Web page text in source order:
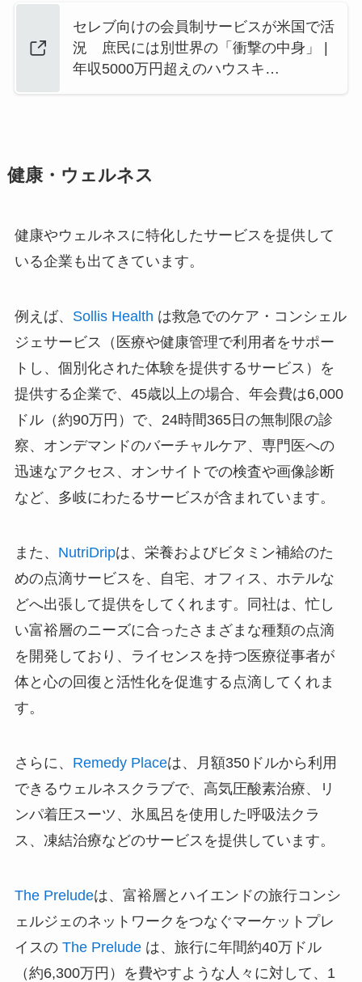
セレブ向けの会員制サービスが米国で活
況 庶民には別世界の「衝撃の中身」 |
年収5000万円超えのハウスキ…
健康・ウェルネス
健康やウェルネスに特化したサービスを提供して
いる企業も出てきています。
例えば、 Sollis Health は救急でのケア・コンシェル
ジェサービス（医療や健康管理で利用者をサポー
トし、個別化された体験を提供するサービス）を
提供する企業で、45歳以上の場合、年会費は6,000
ドル（約90万円）で、24時間365日の無制限の診
察、オンデマンドのバーチャルケア、専門医への
迅速なアクセス、オンサイトでの検査や画像診断
など、多岐にわたるサービスが含まれています。
また、 NutriDripは、栄養およびビタミン補給のた
めの点滴サービスを、自宅、オフィス、ホテルな
どへ出張して提供をしてくれます。同社は、忙し
い富裕層のニーズに合ったさまざまな種類の点滴
を開発しており、ライセンスを持つ医療従事者が
体と心の回復と活性化を促進する点滴してくれま
す。
さらに、 Remedy Placeは、月額350ドルから利用
できるウェルネスクラブで、高気圧酸素治療、リ
ンパ着圧スーツ、氷風呂を使用した呼吸法クラ
ス、凍結治療などのサービスを提供しています。
The Preludeは、富裕層とハイエンドの旅行コンシ
ェルジェのネットワークをつなぐマーケットプレ
イスの The Preludeは、旅行に年間約40万ドル
（約6,300万円）を費やすような人々に対して、1